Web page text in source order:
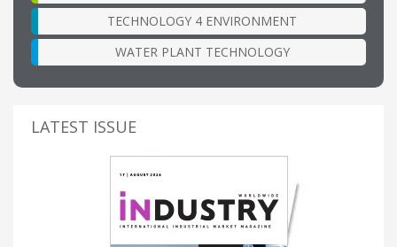
TECHNOLOGY 4 ENVIRONMENT
WATER PLANT TECHNOLOGY
LATEST ISSUE